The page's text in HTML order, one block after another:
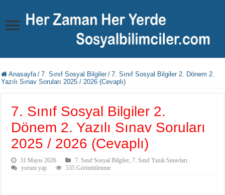
Anasayfa / 7. Sınıf Sosyal Bilgiler / 7. Sınıf Sosyal Bilgiler 2. Dönem 2.
Yazılı Sınav Soruları 2025 / 2026 (Cevaplı)
7. Sınıf Sosyal Bilgiler 2.
Dönem 2. Yazılı Sınav Soruları
2025 / 2026 (Cevaplı)
31 Mayıs 2026 7. Sınıf Sosyal Bilgiler ,7. Sınıf Yazılı Sınavları
yorum yap
535 Görüntülenme